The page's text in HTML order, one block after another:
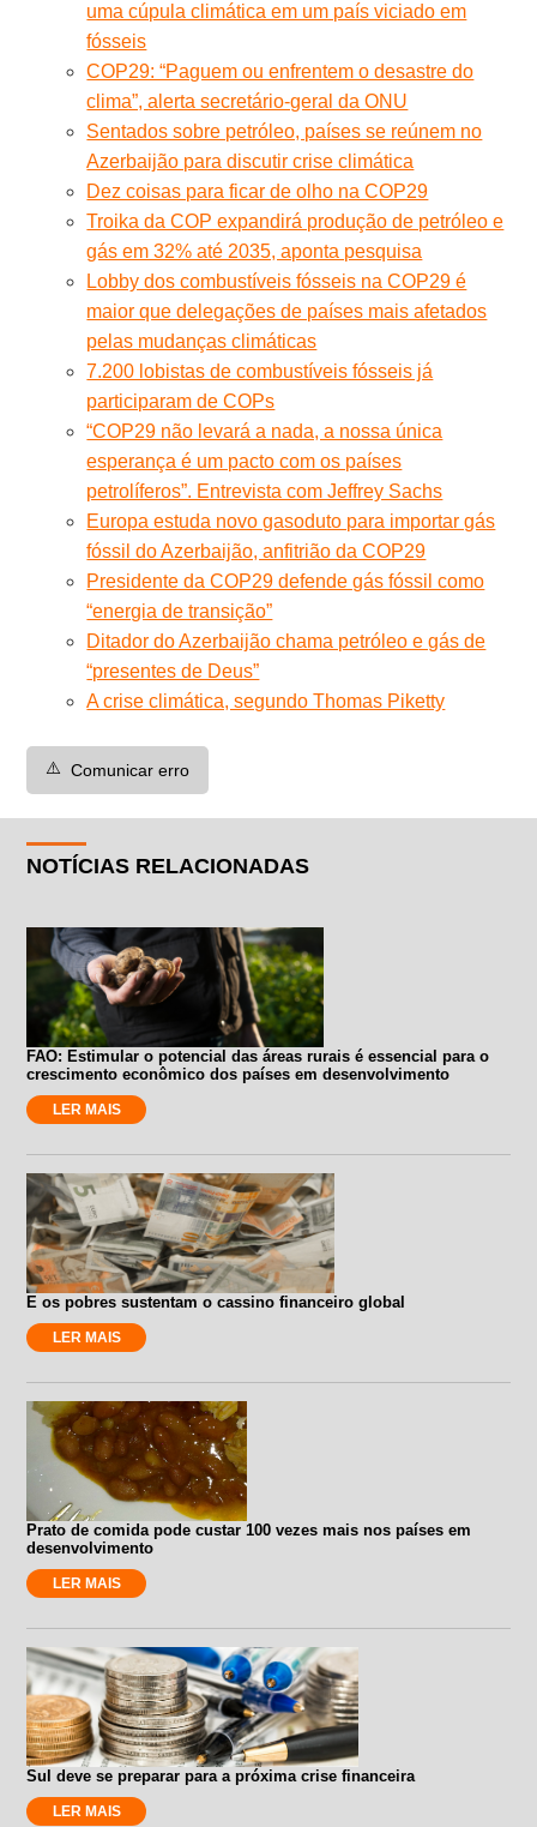
uma cúpula climática em um país viciado em
fósseis
COP29: “Paguem ou enfrentem o desastre do
clima”, alerta secretário-geral da ONU
Sentados sobre petróleo, países se reúnem no
Azerbaijão para discutir crise climática
Dez coisas para ficar de olho na COP29
Troika da COP expandirá produção de petróleo e
gás em 32% até 2035, aponta pesquisa
Lobby dos combustíveis fósseis na COP29 é
maior que delegações de países mais afetados
pelas mudanças climáticas
7.200 lobistas de combustíveis fósseis já
participaram de COPs
“COP29 não levará a nada, a nossa única
esperança é um pacto com os países
petrolíferos”. Entrevista com Jeffrey Sachs
Europa estuda novo gasoduto para importar gás
fóssil do Azerbaijão, anfitrião da COP29
Presidente da COP29 defende gás fóssil como
“energia de transição”
Ditador do Azerbaijão chama petróleo e gás de
“presentes de Deus”
A crise climática, segundo Thomas Piketty
⚠️ Comunicar erro
NOTÍCIAS RELACIONADAS
FAO: Estimular o potencial das áreas rurais é essencial para o
crescimento econômico dos países em desenvolvimento
LER MAIS
E os pobres sustentam o cassino financeiro global
LER MAIS
Prato de comida pode custar 100 vezes mais nos países em
desenvolvimento
LER MAIS
Sul deve se preparar para a próxima crise financeira
LER MAIS